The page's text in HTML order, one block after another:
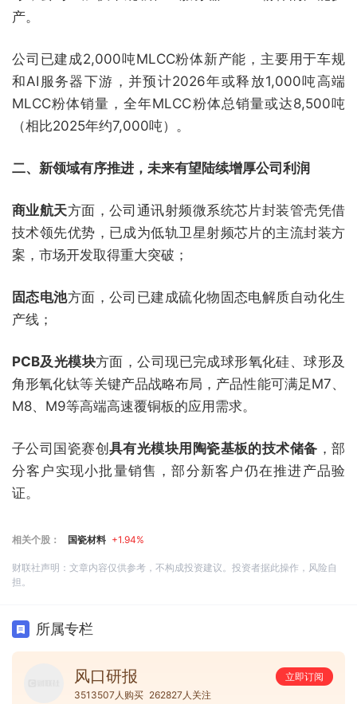
产。
公司已建成2,000吨MLCC粉体新产能，主要用于车规
和AI服务器下游，并预计2026年或释放1,000吨高端
MLCC粉体销量，全年MLCC粉体总销量或达8,500吨
（相比2025年约7,000吨）。
二、新领域有序推进，未来有望陆续增厚公司利润
商业航天方面，公司通讯射频微系统芯片封装管壳凭借
技术领先优势，已成为低轨卫星射频芯片的主流封装方
案，市场开发取得重大突破；
固态电池方面，公司已建成硫化物固态电解质自动化生
产线；
PCB及光模块方面，公司现已完成球形氧化硅、球形及
角形氧化钛等关键产品战略布局，产品性能可满足M7、
M8、M9等高端高速覆铜板的应用需求。
子公司国瓷赛创具有光模块用陶瓷基板的技术储备 ，部
分客户实现小批量销售，部分新客户仍在推进产品验
证。
相关个股： 国瓷材料 +1.94%
财联社声明：文章内容仅供参考，不构成投资建议。投资者据此操作，风险自
担。
所属专栏
风口研报
立即订阅
3513507人购买 262827人关注